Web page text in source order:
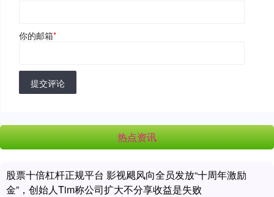
你的邮箱*
提交评论
热点资讯
股票十倍杠杆正规平台 影视飓风向全员发放“十周年激励
金”，创始人Tim称公司扩大不分享收益是失败